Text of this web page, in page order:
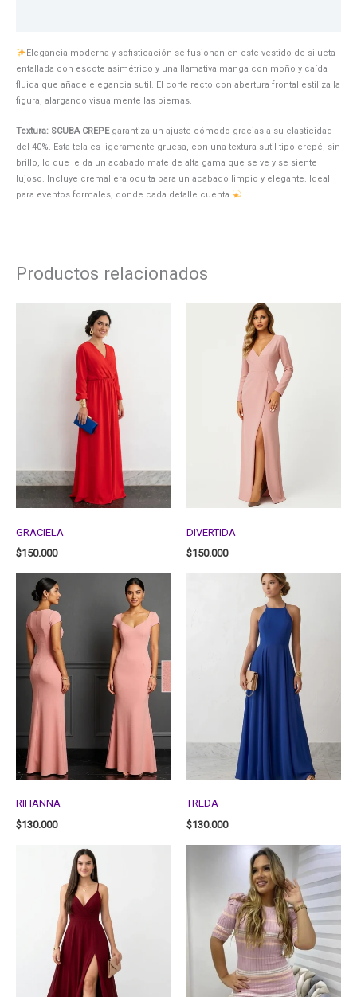
Elegancia moderna y sofisticación se fusionan en este vestido de silueta
entallada con escote asimétrico y una llamativa manga con moño y caída
fluida que añade elegancia sutil. El corte recto con abertura frontal estiliza la
figura, alargando visualmente las piernas.
Textura: SCUBA CREPEgarantiza un ajuste cómodo gracias a su elasticidad
del 40%. Esta tela es ligeramente gruesa, con una textura sutil tipo crepé, sin
brillo, lo que le da un acabado mate de alta gama que se ve y se siente
lujoso. Incluye cremallera oculta para un acabado limpio y elegante. Ideal
para eventos formales, donde cada detalle cuenta
Productos relacionados
GRACIELA
$150.000
DIVERTIDA
$150.000
RIHANNA
$130.000
TREDA
$130.000